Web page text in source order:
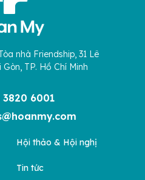
nhà Friendship, 31 Lê
TP. Hồ Chí Minh
3820 6001
Hội thảo & Hội nghị
Tin tức